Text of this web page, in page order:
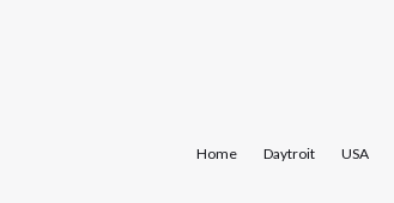
Home Daytroit USA